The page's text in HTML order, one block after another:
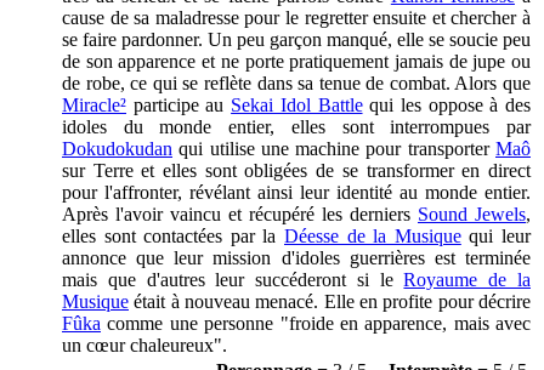
cause de sa maladresse pour le regretter ensuite et chercher à
se faire pardonner. Un peu garçon manqué, elle se soucie peu
de son apparence et ne porte pratiquement jamais de jupe ou
de robe, ce qui se reflète dans sa tenue de combat. Alors que
Miracle² participe au Sekai Idol Battlequi les oppose à des
idoles du monde entier, elles sont interrompues par
Dokudokudan qui utilise une machine pour transporter Maô
sur Terre et elles sont obligées de se transformer en direct
pour l'affronter, révélant ainsi leur identité au monde entier.
Après l'avoir vaincu et récupéré les derniers Sound Jewels,
elles sont contactées par la Déesse de la Musiquequi leur
annonce que leur mission d'idoles guerrières est terminée
mais que d'autres leur succéderont si leRoyaume de la
Musique était à nouveau menacé. Elle en profite pour décrire
Fûka comme une personne "froide en apparence, mais avec
un cœur chaleureux".